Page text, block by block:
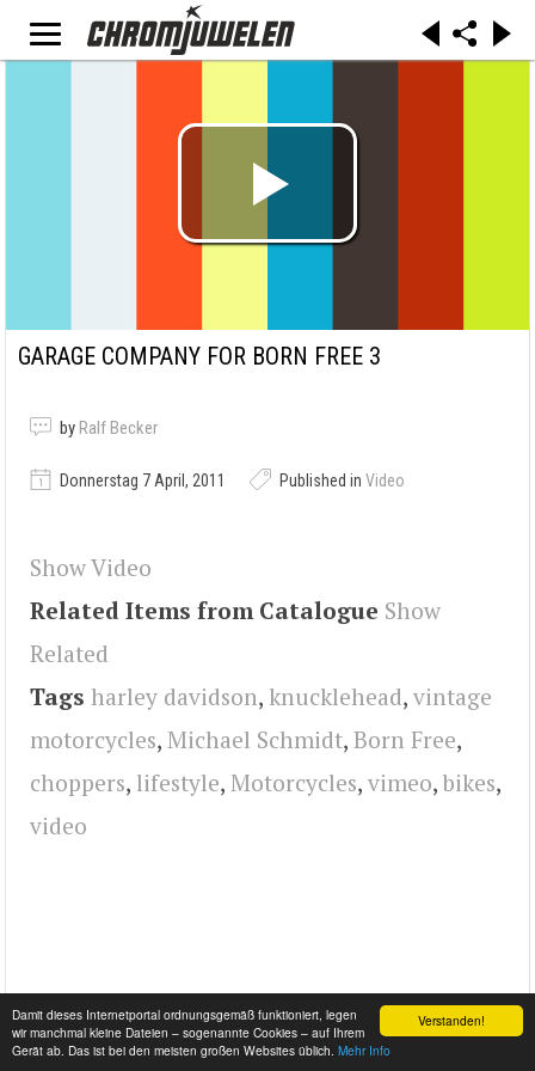
Verstanden!
Damit dieses Internetportal ordnungsgemäß funktioniert, legen
wir manchmal kleine Dateien – sogenannte Cookies – auf Ihrem
Gerät ab. Das ist bei den meisten großen Websites üblich. Mehr Info
GARAGE COMPANY FOR BORN FREE 3
by Ralf Becker
Donnerstag 7 April, 2011 Published in Video
Show Video
Related Items from Catalogue Show
Related
Tags harley davidson, knucklehead, vintage
motorcycles, Michael Schmidt, Born Free,
choppers, lifestyle, Motorcycles, vimeo, bikes,
video